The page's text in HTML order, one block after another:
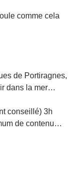
comme cela
de Portiragnes,
dans la mer…
conseillé) 3h
de contenu…